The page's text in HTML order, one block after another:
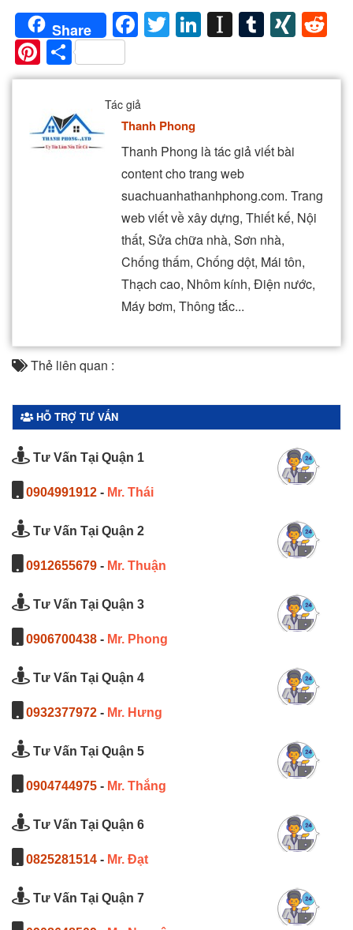
Share Facebook
Twitter
LinkedIn
Instapaper
Tumblr
Pinterest
Share
Tác giả
Thanh Phong
Thanh Phong là tác giả viết bài
content cho trang web
suachuanhathanhphong.com. Trang
web viết về xây dựng, Thiết kế, Nội
thất, Sửa chữa nhà, Sơn nhà,
Chống thấm, Chống dột, Mái tôn,
Thạch cao, Nhôm kính, Điện nước,
Máy bơm, Thông tắc...
Thẻ liên quan :
HỖ TRỢ TƯ VẤN
Tư Vấn Tại Quận 1
0904991912 - Mr. Thái
Tư Vấn Tại Quận 2
0912655679 - Mr. Thuận
Tư Vấn Tại Quận 3
0906700438 - Mr. Phong
Tư Vấn Tại Quận 4
0932377972 - Mr. Hưng
Tư Vấn Tại Quận 5
0904744975 - Mr. Thắng
Tư Vấn Tại Quận 6
0825281514 - Mr. Đạt
Tư Vấn Tại Quận 7